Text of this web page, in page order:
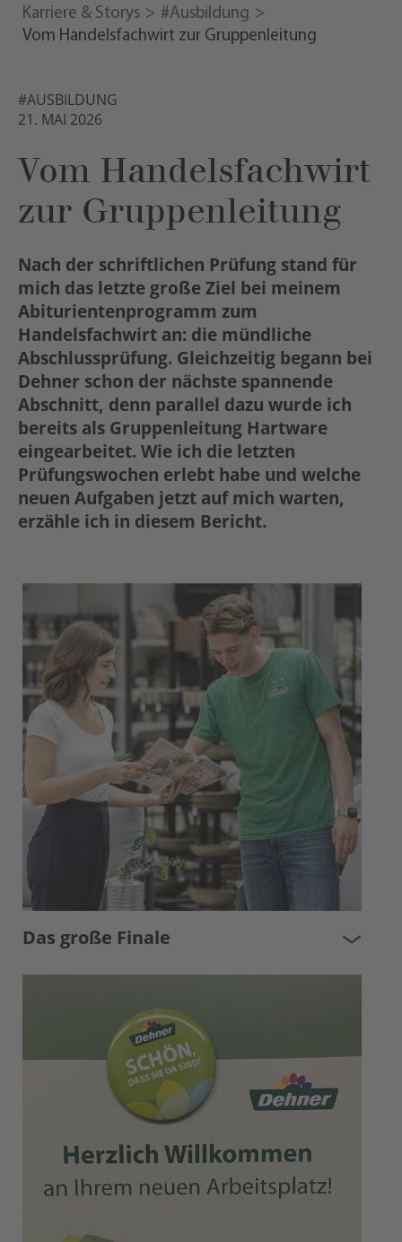
Karriere & Storys
#Ausbildung
Vom Handelsfachwirt zur Gruppenleitung
#AUSBILDUNG
21. MAI 2026
Vom Handelsfachwirt
zur Gruppenleitung
Nach der schriftlichen Prüfung stand für
mich das letzte große Ziel bei meinem
Abiturientenprogramm zum
Handelsfachwirt an: die mündliche
Abschlussprüfung. Gleichzeitig begann bei
Dehner schon der nächste spannende
Abschnitt, denn parallel dazu wurde ich
bereits als Gruppenleitung Hartware
eingearbeitet. Wie ich die letzten
Prüfungswochen erlebt habe und welche
neuen Aufgaben jetzt auf mich warten,
erzähle ich in diesem Bericht.
Das große Finale